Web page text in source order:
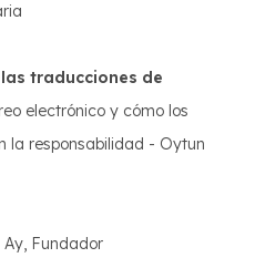
traducciones de
electrónico y cómo los
la responsabilidad - Oytun
Ay, Fundador